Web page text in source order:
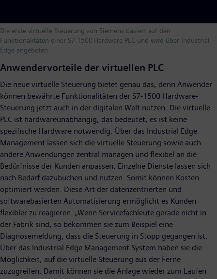
Die erste virtuelle Steuerung von Siemens basiert auf den
Funktionalitäten einer S7-1500 Hardware-PLC und wird über Industrial
Edge angeboten.
Anwendervorteile der virtuellen PLC
Die neue virtuelle Steuerung bietet genau das, denn Anwender
können bewährte Funktionalitäten der S7-1500 Hardware-
Steuerung jetzt auch in der digitalen Welt nutzen. Die virtuelle
PLC ist hardwareunabhängig, das bedeutet, es ist keine
spezifische Hardware notwendig. Über das Industrial Edge
Management lassen sich die virtuelle Steuerung sowie auch
andere Anwendungen zentral managen und flexibel an die
Bedürfnisse der Kunden anpassen. Einzelne Dienste lassen sich
nach Bedarf dazubuchen und nutzen. Somit können Kosten
optimiert werden. Diese Art der datenzentrierten und
softwarebasierten Automatisierung ermöglicht es Kunden
flexibler zu reagieren. „Wenn Servicefachleute gerade nicht in
der Fabrik sind, so bekommen sie zum Beispiel eine
Diagnosemeldung, dass die Steuerung in Stopp gegangen ist.
Über das Industrial Edge Management System haben sie die
Möglichkeit, auf die virtuelle Steuerung aus der Ferne
zuzugreifen. Damit können sie die Anlage wieder zum Laufen